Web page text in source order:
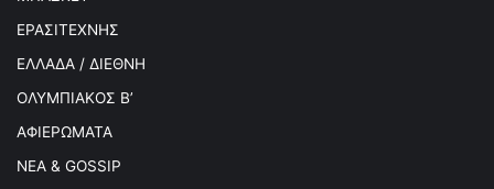
ΕΡΑΣΙΤΕΧΝΗΣ
ΕΛΛΑΔΑ / ΔΙΕΘΝΗ
ΟΛΥΜΠΙΑΚΟΣ Β’
ΑΦΙΕΡΩΜΑΤΑ
ΝΕΑ & GOSSIP